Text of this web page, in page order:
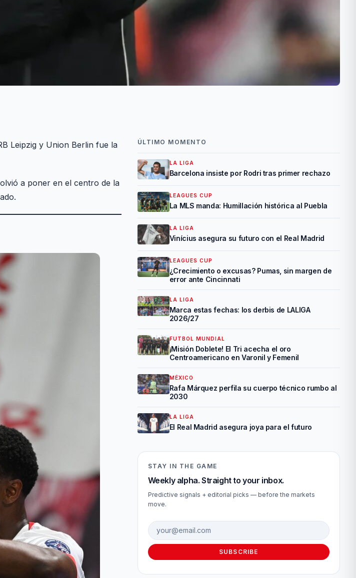
Leipzig y Union Berlin fue la
a poner en el centro de la
ÚLTIMO MOMENTO
LA LIGA
Barcelona insiste por Rodri tras primer rechazo
LEAGUES CUP
La MLS manda: Humillación histórica al Puebla
LA LIGA
Vinícius asegura su futuro con el Real Madrid
LEAGUES CUP
¿Crecimiento o excusas? Pumas, sin margen de
error ante Cincinnati
LA LIGA
Marca estas fechas: los derbis de LALIGA
2026/27
FUTBOL MUNDIAL
¡Misión Doblete! El Tri acecha el oro
Centroamericano en Varonil y Femenil
MÉXICO
Rafa Márquez perfila su cuerpo técnico rumbo al
2030
LA LIGA
El Real Madrid asegura joya para el futuro
STAY IN THE GAME
Weekly alpha. Straight to your inbox.
Predictive signals + editorial picks — before the markets
move.
Email address
SUBSCRIBE